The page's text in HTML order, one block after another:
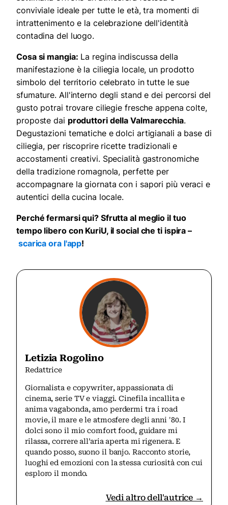
conviviale ideale per tutte le età, tra momenti di
intrattenimento e la celebrazione dell'identità
contadina del luogo.
Cosa si mangia: La regina indiscussa della
manifestazione è la ciliegia locale, un prodotto
simbolo del territorio celebrato in tutte le sue
sfumature. All'interno degli stand e dei percorsi del
gusto potrai trovare ciliegie fresche appena colte,
proposte dai produttori della Valmarecchia.
Degustazioni tematiche e dolci artigianali a base di
ciliegia, per riscoprire ricette tradizionali e
accostamenti creativi. Specialità gastronomiche
della tradizione romagnola, perfette per
accompagnare la giornata con i sapori più veraci e
autentici della cucina locale.
Perché fermarsi qui? Sfrutta al meglio il tuo
tempo libero con KuriU, il social che ti ispira –
scarica ora l'app!
Letizia Rogolino
Redattrice
Giornalista e copywriter, appassionata di
cinema, serie TV e viaggi. Cinefila incallita e
anima vagabonda, amo perdermi tra i road
movie, il mare e le atmosfere degli anni '80. I
dolci sono il mio comfort food, guidare mi
rilassa, correre all’aria aperta mi rigenera. E
quando posso, suono il banjo. Racconto storie,
luoghi ed emozioni con la stessa curiosità con cui
esploro il mondo.
Vedi altro dell'autrice →